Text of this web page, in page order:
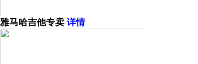
雅马哈吉他专卖 详情